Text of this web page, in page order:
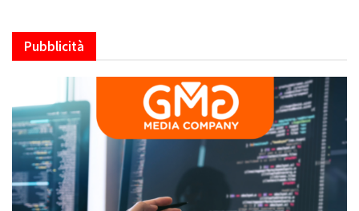
Pubblicità